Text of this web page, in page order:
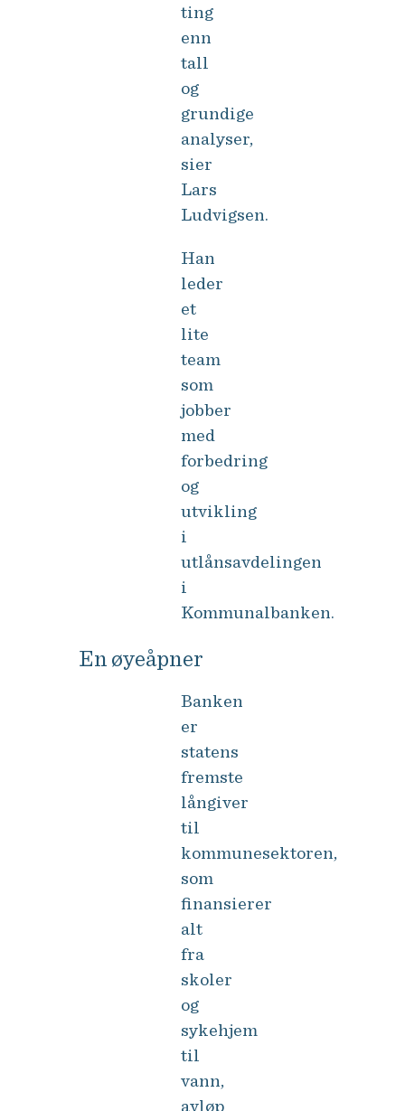
ting
enn
tall
og
grundige
analyser,
sier
Lars
Ludvigsen.
Han
leder
et
lite
team
som
jobber
med
forbedring
og
utvikling
i
utlånsavdelingen
i
Kommunalbanken.
En øyeåpner
Banken
er
statens
fremste
långiver
til
kommunesektoren,
som
finansierer
alt
fra
skoler
og
sykehjem
til
vann,
avløp